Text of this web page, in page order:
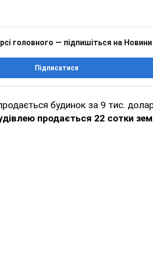
головного — підпишіться на Новини
Підписатися
будинок за 9 тис.
продається 22 сотки